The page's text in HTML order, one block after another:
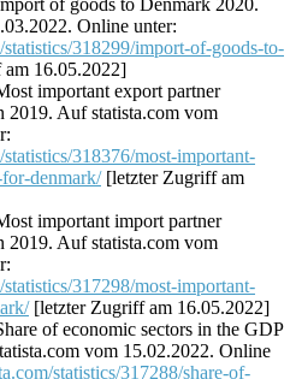
of goods to Denmark 2020.
Online unter:
318299/import-of-goods-to-
16.05.2022]
important export partner
2019. Auf statista.com vom
318376/most-important-
denmark/[letzter Zugriff am
important import partner
2019. Auf statista.com vom
317298/most-important-
[letzter Zugriff am 16.05.2022]
of economic sectors in the GDP
vom 15.02.2022. Online
statistics/317288/share-of-